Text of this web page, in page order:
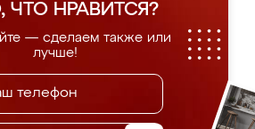
ЧТО НРАВИТСЯ?
— сделаем также или
лучше!